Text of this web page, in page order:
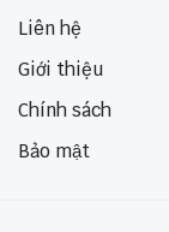
Liên hệ
Giới thiệu
Chính sách
Bảo mật